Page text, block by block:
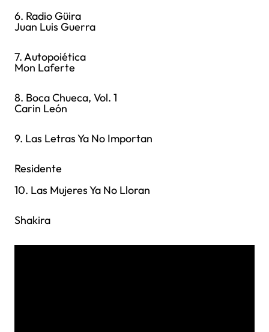
6. Radio Güira
Juan Luis Guerra
7. Autopoiética
Mon Laferte
8. Boca Chueca, Vol. 1
Carin León
9. Las Letras Ya No Importan
Residente
10. Las Mujeres Ya No Lloran
Shakira